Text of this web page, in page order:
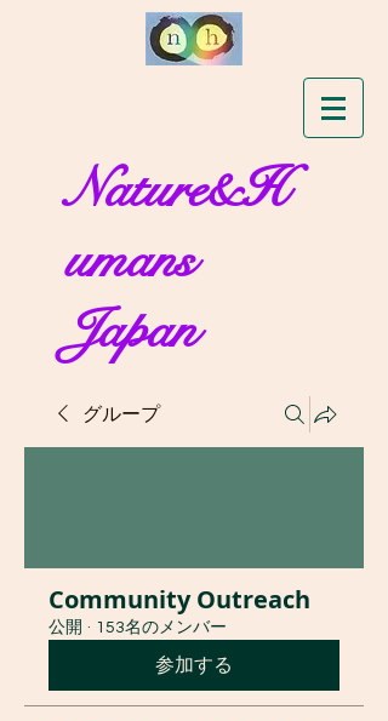
Nature&H
umans
Japan
グループ
Community Outreach
公開 · 153名のメンバー
参加する